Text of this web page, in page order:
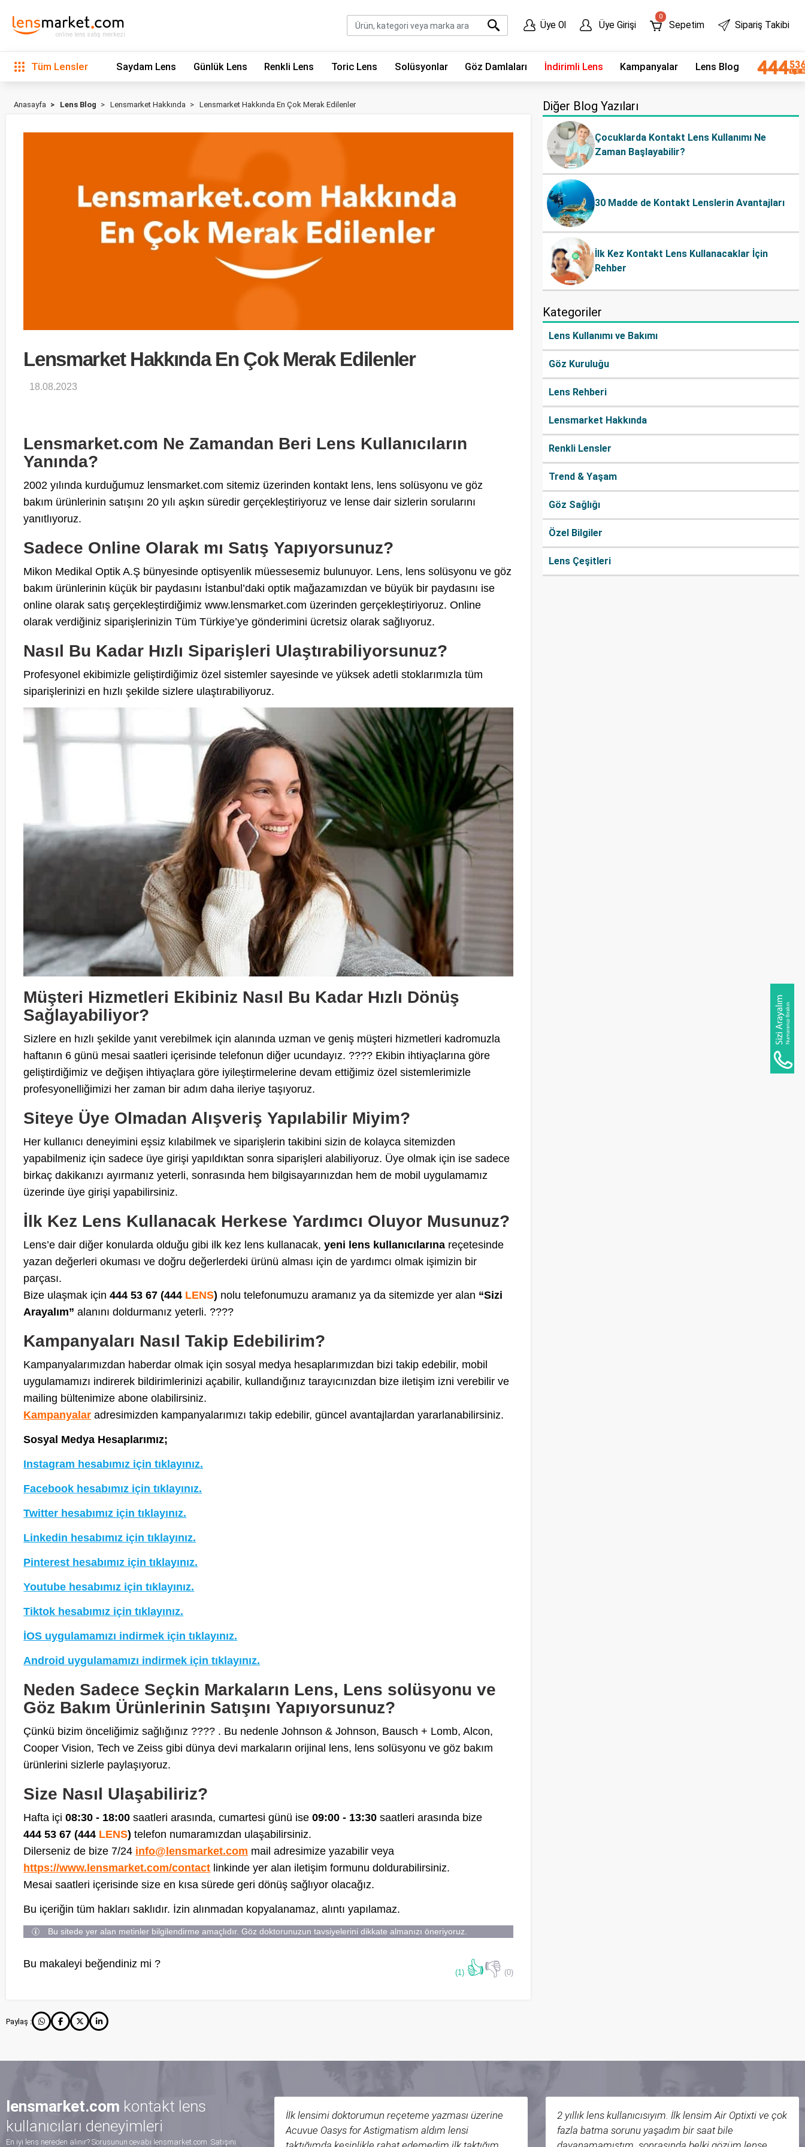
online lens satış merkezi
Üye Ol Üye Girişi
0
Sepetim Sipariş Takibi
Tüm Lensler Saydam Lens Günlük Lens Renkli Lens Toric Lens Solüsyonlar Göz Damlaları İndirimli Lens Kampanyalar Lens Blog
Anasayfa Lens Blog Lensmarket Hakkında Lensmarket Hakkında En Çok Merak Edilenler
Lensmarket Hakkında En Çok Merak Edilenler
18.08.2023
Lensmarket.com Ne Zamandan Beri Lens Kullanıcıların
Yanında?
2002 yılında kurduğumuz lensmarket.com sitemiz üzerinden kontakt lens, lens solüsyonu ve göz
bakım ürünlerinin satışını 20 yılı aşkın süredir gerçekleştiriyoruz ve lense dair sizlerin sorularını
yanıtlıyoruz.
Sadece Online Olarak mı Satış Yapıyorsunuz?
Mikon Medikal Optik A.Ş bünyesinde optisyenlik müessesemiz bulunuyor. Lens, lens solüsyonu ve göz
bakım ürünlerinin küçük bir paydasını İstanbul’daki optik mağazamızdan ve büyük bir paydasını ise
online olarak satış gerçekleştirdiğimiz www.lensmarket.com üzerinden gerçekleştiriyoruz. Online
olarak verdiğiniz siparişlerinizin Tüm Türkiye’ye gönderimini ücretsiz olarak sağlıyoruz.
Nasıl Bu Kadar Hızlı Siparişleri Ulaştırabiliyorsunuz?
Profesyonel ekibimizle geliştirdiğimiz özel sistemler sayesinde ve yüksek adetli stoklarımızla tüm
siparişlerinizi en hızlı şekilde sizlere ulaştırabiliyoruz.
Müşteri Hizmetleri Ekibiniz Nasıl Bu Kadar Hızlı Dönüş
Sağlayabiliyor?
Sizlere en hızlı şekilde yanıt verebilmek için alanında uzman ve geniş müşteri hizmetleri kadromuzla
haftanın 6 günü mesai saatleri içerisinde telefonun diğer ucundayız. ???? Ekibin ihtiyaçlarına göre
geliştirdiğimiz ve değişen ihtiyaçlara göre iyileştirmelerine devam ettiğimiz özel sistemlerimizle
profesyonelliğimizi her zaman bir adım daha ileriye taşıyoruz.
Siteye Üye Olmadan Alışveriş Yapılabilir Miyim?
Her kullanıcı deneyimini eşsiz kılabilmek ve siparişlerin takibini sizin de kolayca sitemizden
yapabilmeniz için sadece üye girişi yapıldıktan sonra siparişleri alabiliyoruz. Üye olmak için ise sadece
birkaç dakikanızı ayırmanız yeterli, sonrasında hem bilgisayarınızdan hem de mobil uygulamamız
üzerinde üye girişi yapabilirsiniz.
İlk Kez Lens Kullanacak Herkese Yardımcı Oluyor Musunuz?
Lens’e dair diğer konularda olduğu gibi ilk kez lens kullanacak,yeni lens kullanıcılarına reçetesinde
yazan değerleri okuması ve doğru değerlerdeki ürünü alması için de yardımcı olmak işimizin bir
parçası.
Bize ulaşmak için444 53 67 (444 LENS) nolu telefonumuzu aramanız ya da sitemizde yer alan “Sizi
Arayalım” alanını doldurmanız yeterli. ????
Kampanyaları Nasıl Takip Edebilirim?
Kampanyalarımızdan haberdar olmak için sosyal medya hesaplarımızdan bizi takip edebilir, mobil
uygulamamızı indirerek bildirimlerinizi açabilir, kullandığınız tarayıcınızdan bize iletişim izni verebilir ve
mailing bültenimize abone olabilirsiniz.
Kampanyalar adresimizden kampanyalarımızı takip edebilir, güncel avantajlardan yararlanabilirsiniz.
Sosyal Medya Hesaplarımız;
Instagram hesabımız için tıklayınız.
Facebook hesabımız için tıklayınız.
Twitter hesabımız için tıklayınız.
Linkedin hesabımız için tıklayınız.
Pinterest hesabımız için tıklayınız.
Youtube hesabımız için tıklayınız.
Tiktok hesabımız için tıklayınız.
İOS uygulamamızı indirmek için tıklayınız.
Android uygulamamızı indirmek için tıklayınız.
Neden Sadece Seçkin Markaların Lens, Lens solüsyonu ve
Göz Bakım Ürünlerinin Satışını Yapıyorsunuz?
Çünkü bizim önceliğimiz sağlığınız ???? . Bu nedenle Johnson & Johnson, Bausch + Lomb, Alcon,
Cooper Vision, Tech ve Zeiss gibi dünya devi markaların orijinal lens, lens solüsyonu ve göz bakım
ürünlerini sizlerle paylaşıyoruz.
Size Nasıl Ulaşabiliriz?
Hafta içi08:30 - 18:00 saatleri arasında, cumartesi günü ise09:00 - 13:30 saatleri arasında bize
444 53 67 (444 LENS) telefon numaramızdan ulaşabilirsiniz.
Dilerseniz de bize 7/24 info@lensmarket.com mail adresimize yazabilir veya
https://www.lensmarket.com/contact linkinde yer alan iletişim formunu doldurabilirsiniz.
Mesai saatleri içerisinde size en kısa sürede geri dönüş sağlıyor olacağız.
Bu içeriğin tüm hakları saklıdır. İzin alınmadan kopyalanamaz, alıntı yapılamaz.
Bu sitede yer alan metinler bilgilendirme amaçlıdır. Göz doktorunuzun tavsiyelerini dikkate almanızı öneriyoruz.
Bu makaleyi beğendiniz mi ?
(1) 👍👎 (0)
Paylaş :
Diğer Blog Yazıları
Çocuklarda Kontakt Lens Kullanımı Ne
Zaman Başlayabilir?
30 Madde de Kontakt Lenslerin Avantajları
İlk Kez Kontakt Lens Kullanacaklar İçin
Rehber
Kategoriler
Lens Kullanımı ve Bakımı
Göz Kuruluğu
Lens Rehberi
Lensmarket Hakkında
Renkli Lensler
Trend & Yaşam
Göz Sağlığı
Özel Bilgiler
Lens Çeşitleri
lensmarket.com kontakt lens
kullanıcıları deneyimleri
En iyi lens nereden alınır? Sorusunun cevabı lensmarket.com. Satışını
İYİ Kİ LENS MARKET ♥️ Siz siparişleri bu kadar özenli
hazırlayıp gönderiyorsunuz ya hep lens market başka
İlk lensimi doktorumun reçeteme yazması üzerine
Acuvue Oasys for Astigmatism aldım lensi
2 yıllık lens kullanıcısıyım. İlk lensim Air Optixti ve çok
fazla batma sorunu yaşadım bir saat bile